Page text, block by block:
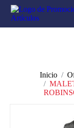
Inicio